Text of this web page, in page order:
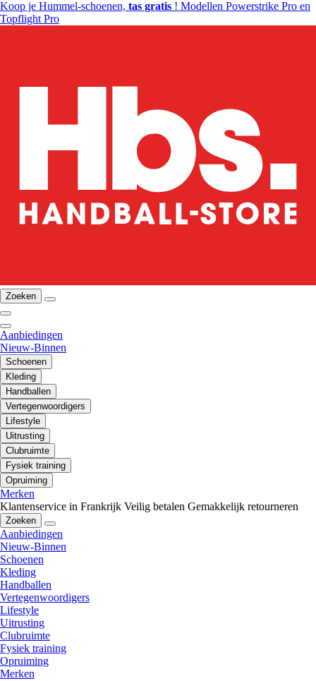
Koop je Hummel-schoenen, tas gratis ! Modellen Powerstrike Pro en
Topflight Pro
Zoeken
Aanbiedingen
Nieuw-Binnen
Schoenen
Kleding
Handballen
Vertegenwoordigers
Lifestyle
Uitrusting
Clubruimte
Fysiek training
Opruiming
Merken
Klantenservice in Frankrijk Veilig betalen Gemakkelijk retourneren
Zoeken
Aanbiedingen
Nieuw-Binnen
Schoenen
Kleding
Handballen
Vertegenwoordigers
Lifestyle
Uitrusting
Clubruimte
Fysiek training
Opruiming
Merken